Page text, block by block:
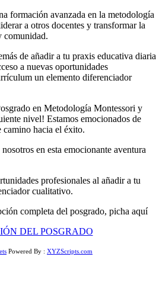
formación avanzada en la metodología
a otros docentes y transformar la
comunidad.
de añadir a tu praxis educativa diaria
a nuevas oportunidades
un elemento diferenciador
en Metodología Montessori y
nivel! Estamos emocionados de
camino hacia el éxito.
en esta emocionante aventura
profesionales al añadir a tu
cualitativo.
completa del posgrado, picha aquí
DEL POSGRADO
Powered By : XYZScripts.com